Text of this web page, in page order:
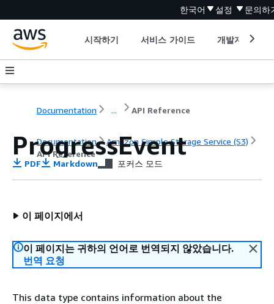
한국어 설정 문의하
시작하기 서비스 가이드 개발자 도구
Documentation ... API Reference
Documentation
Amazon Simple Storage Service (S3)
API Reference
ProgressEvent
PDF Markdown 포커스 모드
이 페이지에서
이 페이지는 귀하의 언어로 번역되지 않았습니다.
번역 요청
This data type contains information about the